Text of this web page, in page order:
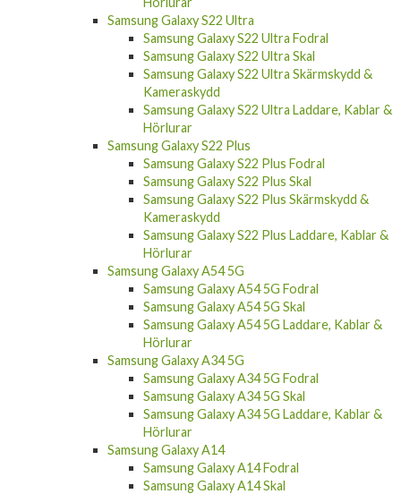
Samsung Galaxy S22 Ultra Fodral
Samsung Galaxy S22 Ultra Skal
Samsung Galaxy S22 Ultra Skärmskydd &
Kameraskydd
Samsung Galaxy S22 Ultra Laddare, Kablar &
Hörlurar
Samsung Galaxy S22 Plus
Samsung Galaxy S22 Plus Fodral
Samsung Galaxy S22 Plus Skal
Samsung Galaxy S22 Plus Skärmskydd &
Kameraskydd
Samsung Galaxy S22 Plus Laddare, Kablar &
Hörlurar
Samsung Galaxy A54 5G
Samsung Galaxy A54 5G Fodral
Samsung Galaxy A54 5G Skal
Samsung Galaxy A54 5G Laddare, Kablar &
Hörlurar
Samsung Galaxy A34 5G
Samsung Galaxy A34 5G Fodral
Samsung Galaxy A34 5G Skal
Samsung Galaxy A34 5G Laddare, Kablar &
Hörlurar
Samsung Galaxy A14
Samsung Galaxy A14 Fodral
Samsung Galaxy A14 Skal
Samsung Galaxy A14 Skärmskydd &